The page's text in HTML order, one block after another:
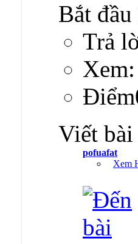
Bắt
Trả
Viết
pofuafat
Xem